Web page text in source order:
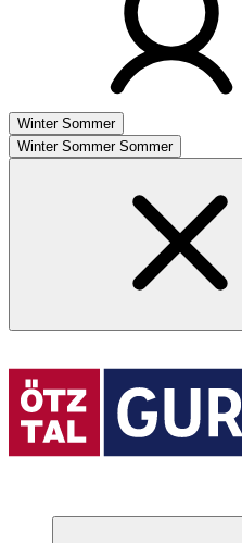
Winter Sommer
Winter Sommer Sommer